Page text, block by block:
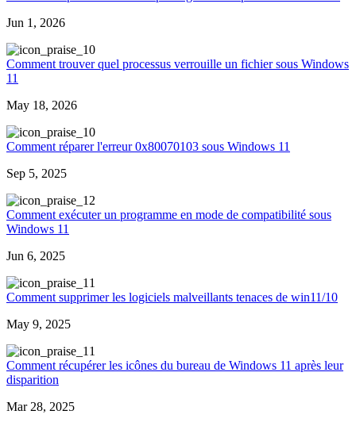
Jun 1, 2026
0
Comment trouver quel processus verrouille un fichier sous Windows
11
May 18, 2026
0
Comment réparer l'erreur 0x80070103 sous Windows 11
Sep 5, 2025
2
Comment exécuter un programme en mode de compatibilité sous
Windows 11
Jun 6, 2025
1
Comment supprimer les logiciels malveillants tenaces de win11/10
May 9, 2025
1
Comment récupérer les icônes du bureau de Windows 11 après leur
disparition
Mar 28, 2025